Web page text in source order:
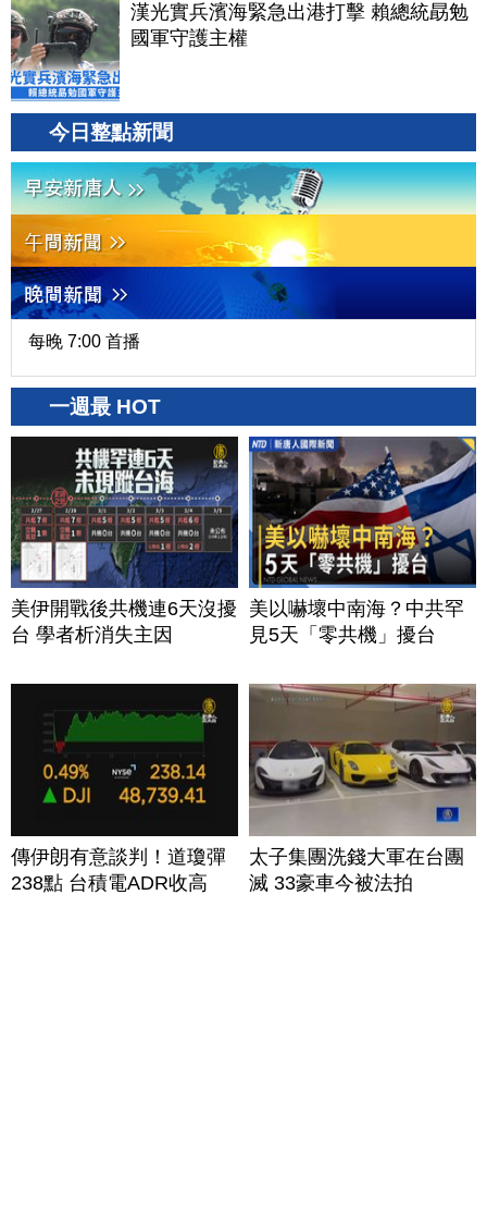
漢光實兵濱海緊急出港打擊 賴總統勗勉
國軍守護主權
今日整點新聞
每晚 7:00 首播
一週最 HOT
美伊開戰後共機連6天沒擾
台 學者析消失主因
美以嚇壞中南海？中共罕
見5天「零共機」擾台
傳伊朗有意談判！道瓊彈
238點 台積電ADR收高
太子集團洗錢大軍在台團
滅 33豪車今被法拍